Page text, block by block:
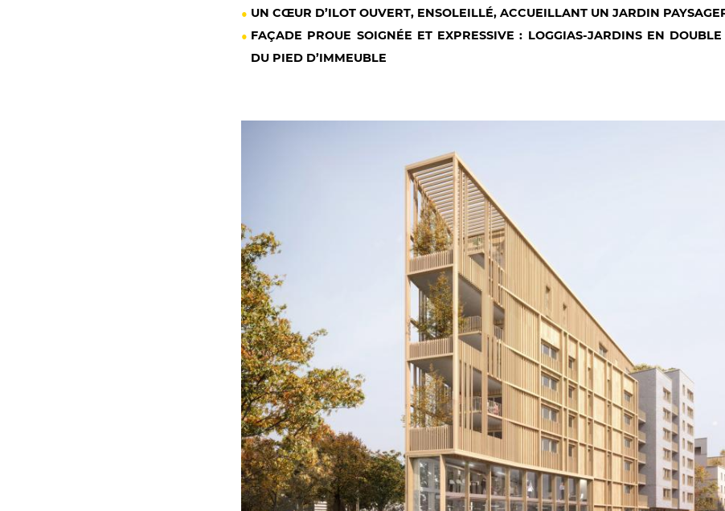
UN CŒUR D’ILOT OUVERT, ENSOLEILLÉ, ACCUEILLANT UN JARDIN
FAÇADE PROUE SOIGNÉE ET EXPRESSIVE : LOGGIAS-JARDINS EN
DU PIED D’IMMEUBLE